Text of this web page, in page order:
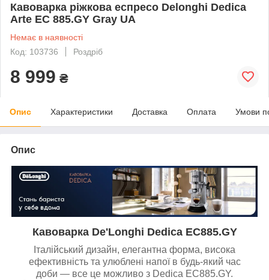
Кавоварка ріжкова еспресо Delonghi Dedica
Arte EC 885.GY Gray UA
Немає в наявності
Код: 103736
Роздріб
8 999 ₴
Опис Характеристики Доставка Оплата Умови
Опис
Кавоварка De'Longhi Dedica EC885.GY
Італійський дизайн, елегантна форма, висока
ефективність та улюблені напої в будь-який час
доби — все це можливо з Dedica EC885.GY.